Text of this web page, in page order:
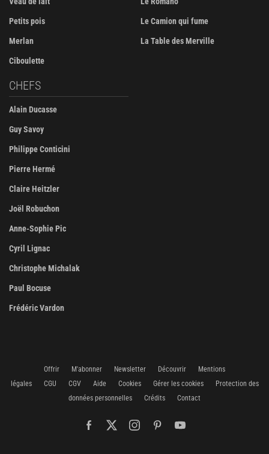
Petits pois
Merlan
Ciboulette
Le Camion qui fume
La Table des Merville
CHEFS
Alain Ducasse
Guy Savoy
Philippe Conticini
Pierre Hermé
Claire Heitzler
Joël Robuchon
Anne-Sophie Pic
Cyril Lignac
Christophe Michalak
Paul Bocuse
Frédéric Vardon
Offrir M'abonner Newsletter Découvrir
Mentions
légales
CGU CGV Aide Cookies Gérer les cookies
Protection des
données personnelles
Crédits Contact